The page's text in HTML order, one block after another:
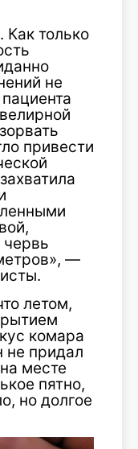
Как только
не
привести
—
летом,
комара
не придал
месте
пятно,
но долгое